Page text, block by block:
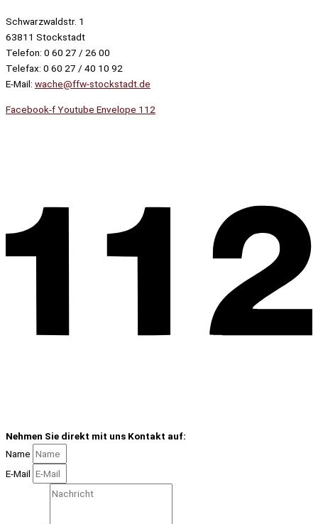
Schwarzwaldstr. 1
63811 Stockstadt
Telefon: 0 60 27 / 26 00
Telefax: 0 60 27 / 40 10 92
E-Mail: wache@ffw-stockstadt.de
Facebook-fYoutube Envelope 112
Nehmen Sie direkt mit uns Kontakt auf:
Name
E-Mail